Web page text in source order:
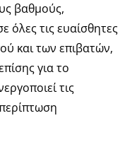
βαθμούς,
όλες τις ευαίσθητες
και των επιβατών,
για το
τις